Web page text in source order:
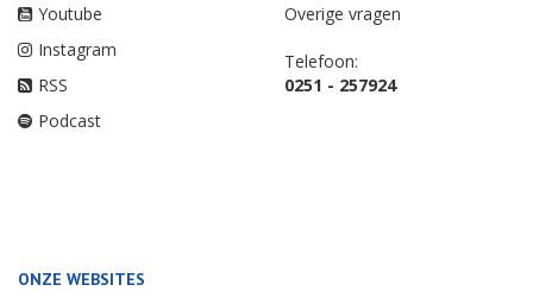
Youtube
Instagram
RSS
Podcast
Overige vragen
Telefoon:
0251 - 257924
ONZE WEBSITES